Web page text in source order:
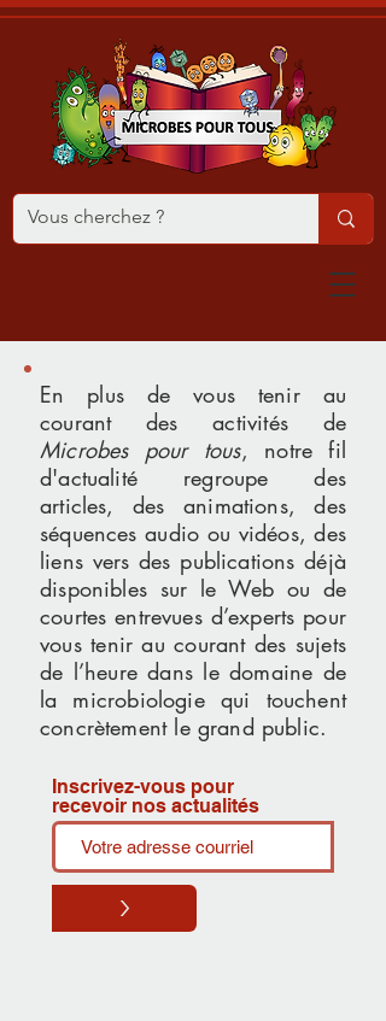
En plus de vous tenir au
courant des activités de
Microbes pour tous, notre fil
d'actualité regroupe des
articles, des animations, des
séquences audio ou vidéos, des
liens vers des publications déjà
disponibles sur le Web ou de
courtes entrevues d’experts pour
vous tenir au courant des sujets
de l’heure dans le domaine de
la microbiologie qui touchent
concrètement le grand public.
Inscrivez-vous pour
recevoir nos actualités
>